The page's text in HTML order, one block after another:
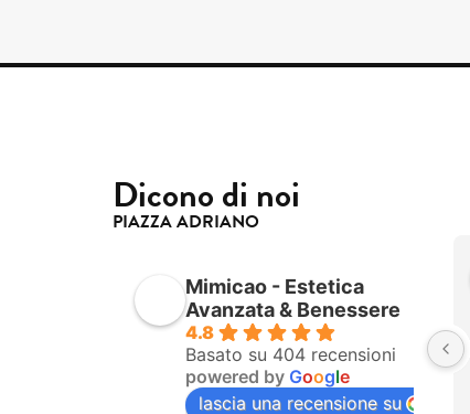
Dicono di noi
PIAZZA ADRIANO
Mimicao - Estetica
Avanzata & Benessere
4.8
Basato su 404 recensioni
powered by Google
lascia una recensione su